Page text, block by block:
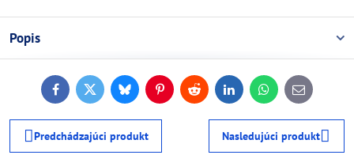
Popis
FacebookTwitterBlueskyPinterestReddit LinkedInWhatsApp
E-
mail
Predchádzajúci produkt Nasledujúci produkt